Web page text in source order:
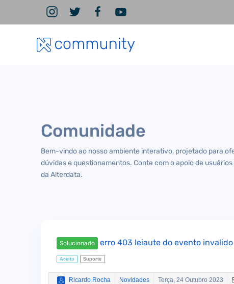
Comunidade
Bem-vindo ao nosso ambiente interativo, projetado para
dúvidas e questionamentos. Conte com o apoio de
da Alterdata.
Solucionado erro 403 leiaute do evento invalido
Aceito Suporte
Ricardo Rocha Novidades Terça, 24 Outubro 2023